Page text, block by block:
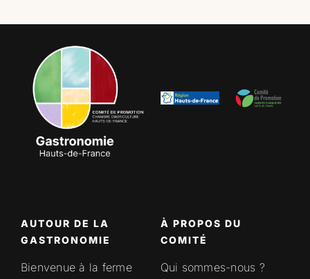
AUTOUR DE LA
GASTRONOMIE
Bienvenue à la ferme
À PROPOS DU
COMITÉ
Qui sommes-nous ?